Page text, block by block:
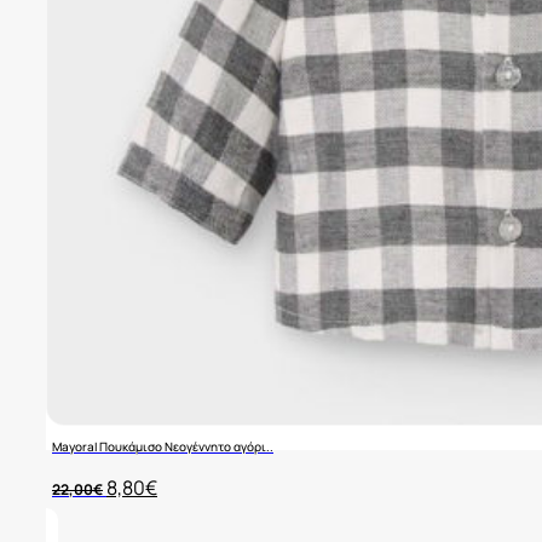
Mayoral Πουκάμισο Νεογέννητο αγόρι..
22,00€ Original
price
8,80€Η
τρέχουσα